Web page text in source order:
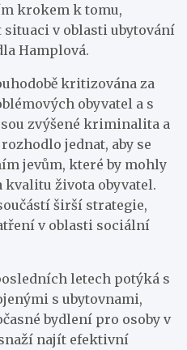
krokem k tomu,
v oblasti ubytování
Hamplová.
kritizována za
obyvatel a s
zvýšené kriminalita a
jednat, aby se
jevům, které by mohly
kvalitu života obyvatel.
širší strategie,
v oblasti sociální
letech potýká s
s ubytovnami,
bydlení pro osoby v
najít efektivní